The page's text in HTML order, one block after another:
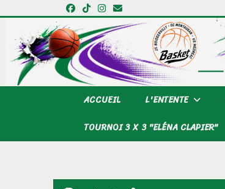
ACCUEIL L'ENTENTE
TOURNOI 3 X 3 "ELÉNA CLAPIER"
Panneau de gestion des cookies